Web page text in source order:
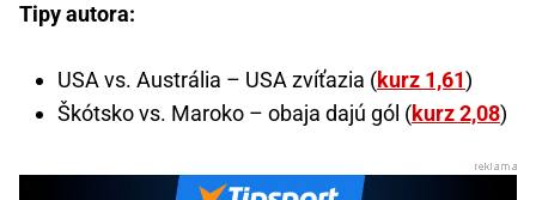
Tipy autora:
USA vs. Austrália – USA zvíťazia (kurz 1,61)
Škótsko vs. Maroko – obaja dajú gól (kurz 2,08)